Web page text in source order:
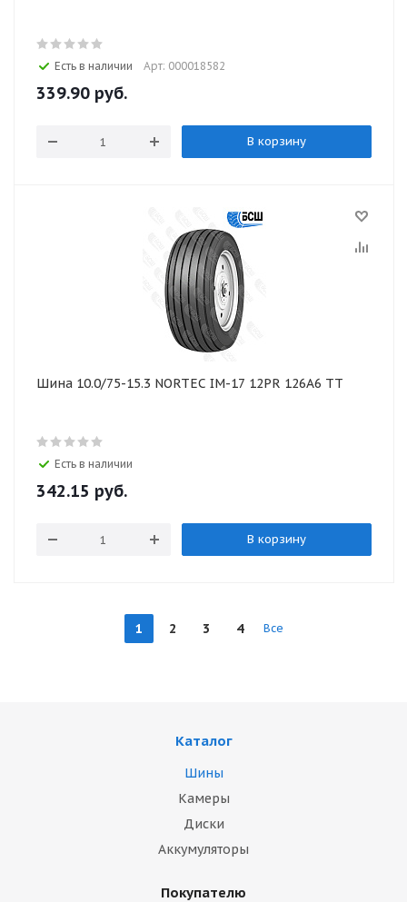
Есть в наличии Арт: 000018582
339.90 руб.
В корзину
Шина 10.0/75-15.3 NORTEC IM-17 12PR 126А6 ТТ
Есть в наличии
342.15 руб.
В корзину
1 2 3 4 Все
Каталог
Шины
Камеры
Диски
Аккумуляторы
Покупателю